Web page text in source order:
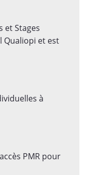
et Stages
Qualiopi et est
à
PMR pour